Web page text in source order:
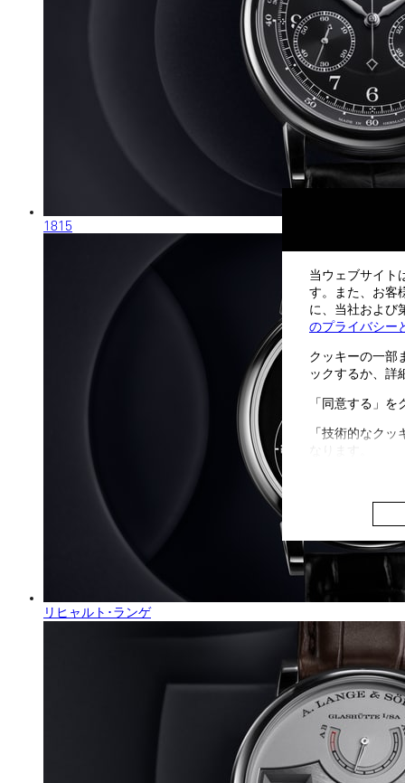
1815
リヒャルト･ランゲ
当ウェブサイト
す。また、お客
に、当社および
のプライバシー
クッキーの一部
ックするか、詳
「同意する」
「技術的なク